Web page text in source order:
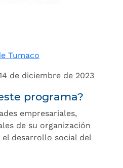
Tumaco
de diciembre de 2023
programa?
empresariales,
de su organización
desarrollo social del